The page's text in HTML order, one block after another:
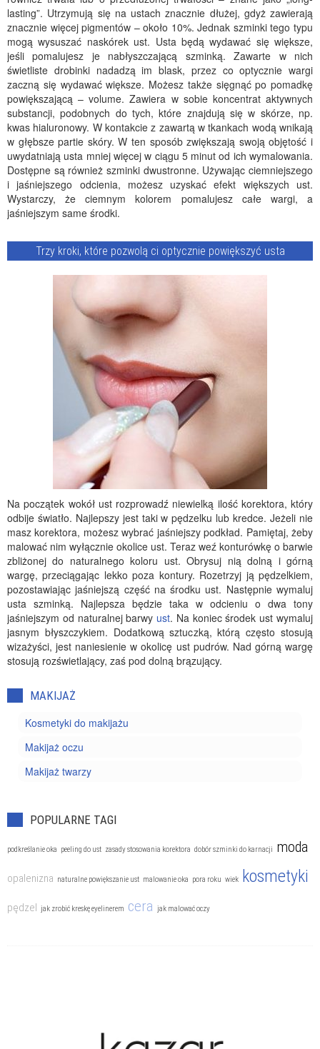
lasting”. Utrzymują się na ustach znacznie dłużej, gdyż zawierają
znacznie więcej pigmentów – około 10%. Jednak szminki tego typu
mogą wysuszać naskórek ust. Usta będą wydawać się większe,
jeśli pomalujesz je nabłyszczającą szminką. Zawarte w nich
świetliste drobinki nadadzą im blask, przez co optycznie wargi
zaczną się wydawać większe. Możesz także sięgnąć po pomadkę
powiększającą – volume. Zawiera w sobie koncentrat aktywnych
substancji, podobnych do tych, które znajdują się w skórze, np.
kwas hialuronowy. W kontakcie z zawartą w tkankach wodą wnikają
w głębsze partie skóry. W ten sposób zwiększają swoją objętość i
uwydatniają usta mniej więcej w ciągu 5 minut od ich wymalowania.
Dostępne są również szminki dwustronne. Używając ciemniejszego
i jaśniejszego odcienia, możesz uzyskać efekt większych ust.
Wystarczy, że ciemnym kolorem pomalujesz całe wargi, a
jaśniejszym same środki.
Trzy kroki, które pozwolą ci optycznie powiększyć usta
Na początek wokół ust rozprowadź niewielką ilość korektora, który
odbije światło. Najlepszy jest taki w pędzelku lub kredce. Jeżeli nie
masz korektora, możesz wybrać jaśniejszy podkład. Pamiętaj, żeby
malować nim wyłącznie okolice ust. Teraz weź konturówkę o barwie
zbliżonej do naturalnego koloru ust. Obrysuj nią dolną i górną
wargę, przeciągając lekko poza kontury. Rozetrzyj ją pędzelkiem,
pozostawiając jaśniejszą część na środku ust. Następnie wymaluj
usta szminką. Najlepsza będzie taka w odcieniu o dwa tony
jaśniejszym od naturalnej barwy ust. Na koniec środek ust wymaluj
jasnym błyszczykiem. Dodatkową sztuczką, którą często stosują
wizażyści, jest naniesienie w okolicę ust pudrów. Nad górną wargę
stosują rozświetlający, zaś pod dolną brązujący.
MAKIJAŻ
Kosmetyki do makijażu
Makijaż oczu
Makijaż twarzy
POPULARNE TAGI
podkreślanie oka peeling do ust zasady stosowania korektora dobór szminki do karnacji moda
opalenizna naturalne powiększanie ust malowanie oka pora roku wiek kosmetyki
pędzel jak zrobić kreskę eyelinerem cera jak malować oczy